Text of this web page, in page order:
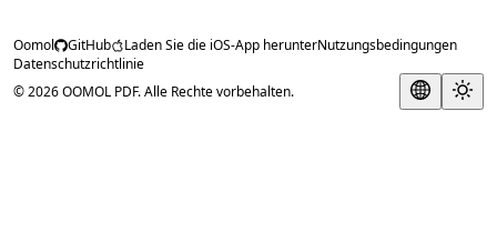
Oomol GitHub Laden Sie die iOS-App herunterNutzungsbedingungen
Datenschutzrichtlinie
© 2026 OOMOL PDF. Alle Rechte vorbehalten.